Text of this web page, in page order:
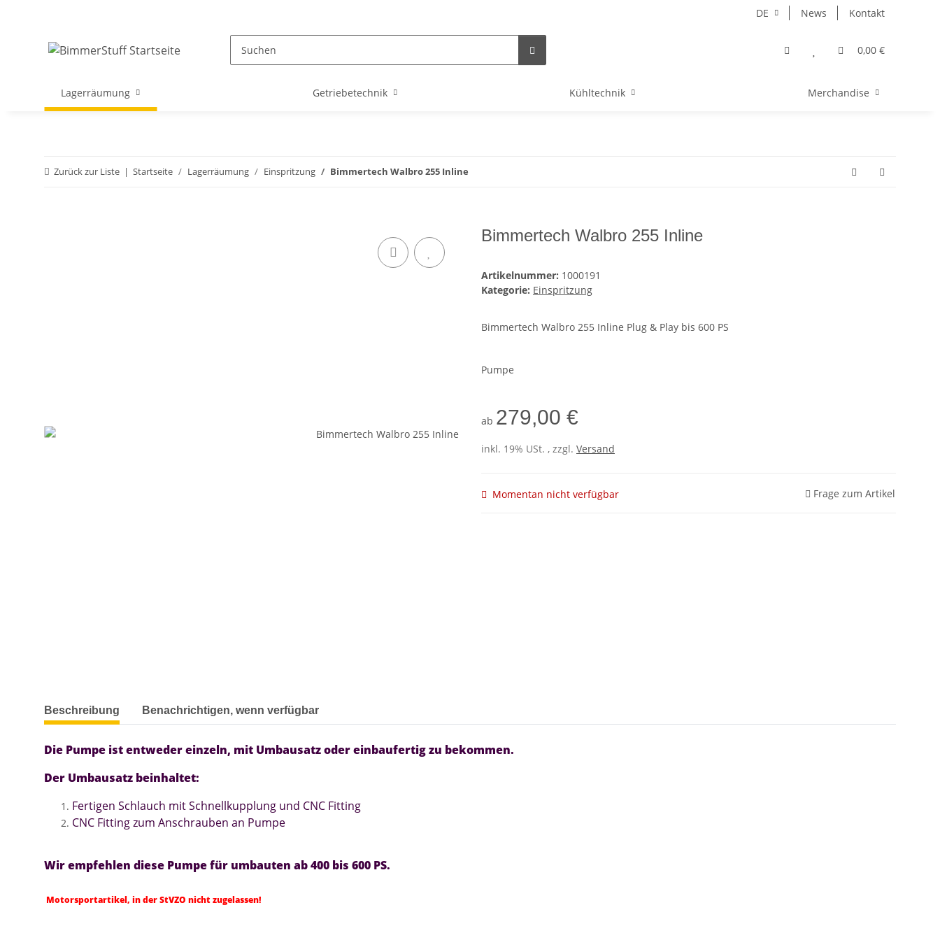
DE News Kontakt
0,00 €
Lagerräumung Getriebetechnik Kühltechnik Merchandise
Zurück zur Liste Startseite Lagerräumung Einspritzung Bimmertech Walbro 255 Inline
Bimmertech Walbro 255 Inline
Artikelnummer: 1000191
Kategorie: Einspritzung
Bimmertech Walbro 255 Inline Plug & Play bis 600 PS
Pumpe
ab 279,00 €
inkl. 19% USt. , zzgl. Versand
Momentan nicht verfügbar Frage zum Artikel
weitere Registerkarten anzeigen
Beschreibung Benachrichtigen, wenn verfügbar
Die Pumpe ist entweder einzeln, mit Umbausatz oder einbaufertig zu bekommen.
Der Umbausatz beinhaltet:
Fertigen Schlauch mit Schnellkupplung und CNC Fitting
CNC Fitting zum Anschrauben an Pumpe
Wir empfehlen diese Pumpe für umbauten ab 400 bis 600 PS.
Motorsportartikel, in der StVZO nicht zugelassen!